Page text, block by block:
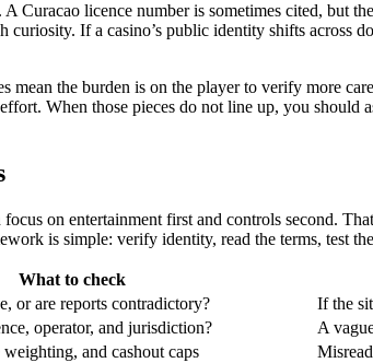
Curacao licence number is sometimes cited,
If a casino’s public identity shifts across
the burden is on the player to verify more
When those pieces do not line up, you
on entertainment first and controls second.
is simple: verify identity, read the terms, test
What to check
or are reports contradictory?
If the
operator, and jurisdiction?
A
and cashout caps